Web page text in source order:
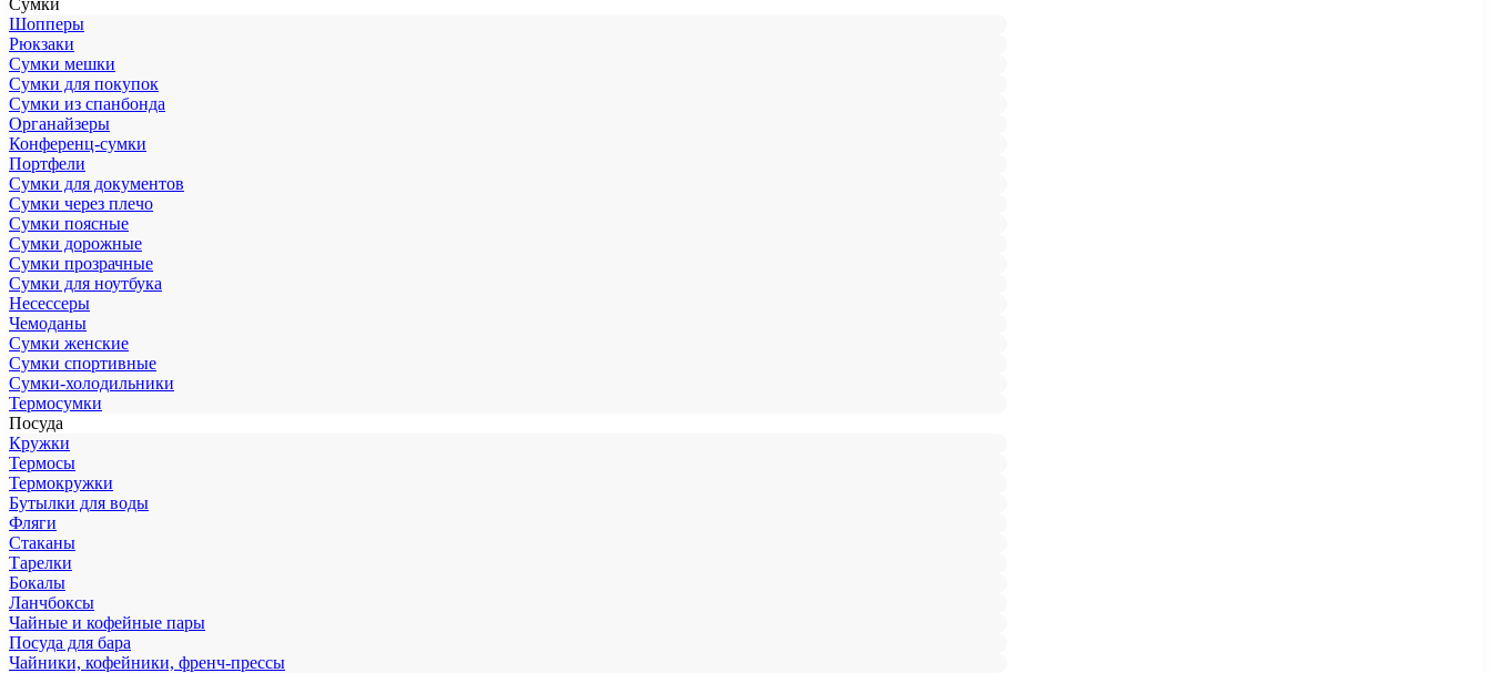
Сумки
Шопперы
Рюкзаки
Сумки мешки
Сумки для покупок
Сумки из спанбонда
Органайзеры
Конференц-сумки
Портфели
Сумки для документов
Сумки через плечо
Сумки поясные
Сумки дорожные
Сумки прозрачные
Сумки для ноутбука
Несессеры
Чемоданы
Сумки женские
Сумки спортивные
Сумки-холодильники
Термосумки
Посуда
Кружки
Термосы
Термокружки
Бутылки для воды
Фляги
Стаканы
Тарелки
Бокалы
Ланчбоксы
Чайные и кофейные пары
Посуда для бара
Чайники, кофейники, френч-прессы